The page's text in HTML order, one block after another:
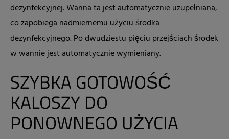
dezynfekcyjnej. Wanna ta jest automatycznie uzupełniana,
co zapobiega nadmiernemu użyciu środka
dezynfekcyjnego. Po dwudziestu pięciu przejściach środek
w wannie jest automatycznie wymieniany.
SZYBKA GOTOWOŚĆ
KALOSZY DO
PONOWNEGO UŻYCIA